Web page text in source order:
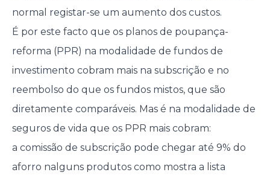
normal registar-se um aumento dos custos.
É por este facto que os planos de poupança-
reforma (PPR) na modalidade de fundos de
investimento cobram mais na subscrição e no
reembolso do que os fundos mistos, que são
diretamente comparáveis. Mas é na modalidade de
seguros de vida que os PPR mais cobram:
a comissão de subscrição pode chegar até 9% do
aforro nalguns produtos como mostra a lista